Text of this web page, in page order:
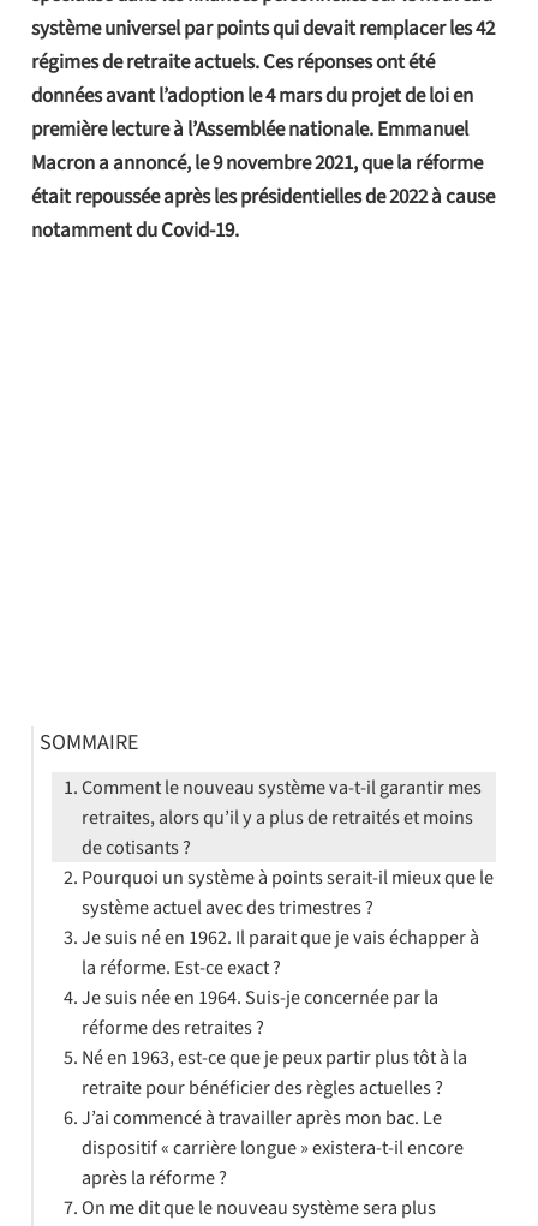
système universel par points qui devait remplacer les 42
régimes de retraite actuels. Ces réponses ont été
données avant l’adoption le 4 mars du projet de loi en
première lecture à l’Assemblée nationale. Emmanuel
Macron a annoncé, le 9 novembre 2021, que la réforme
était repoussée après les présidentielles de 2022 à cause
notamment du Covid-19.
SOMMAIRE
Comment le nouveau système va-t-il garantir mes
retraites, alors qu’il y a plus de retraités et moins
de cotisants ?
Pourquoi un système à points serait-il mieux que le
système actuel avec des trimestres ?
Je suis né en 1962. Il parait que je vais échapper à
la réforme. Est-ce exact ?
Je suis née en 1964. Suis-je concernée par la
réforme des retraites ?
Né en 1963, est-ce que je peux partir plus tôt à la
retraite pour bénéficier des règles actuelles ?
J’ai commencé à travailler après mon bac. Le
dispositif « carrière longue » existera-t-il encore
après la réforme ?
On me dit que le nouveau système sera plus